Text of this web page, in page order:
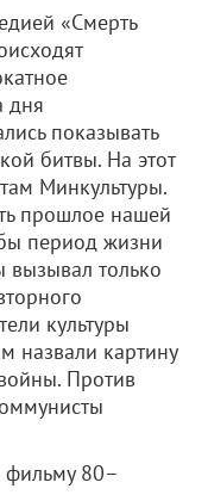
«Смерть
дня
показывать
битвы. На этот
Минкультуры.
прошлое нашей
период жизни
вызывал только
культуры
назвали картину
Против
фильму 80–